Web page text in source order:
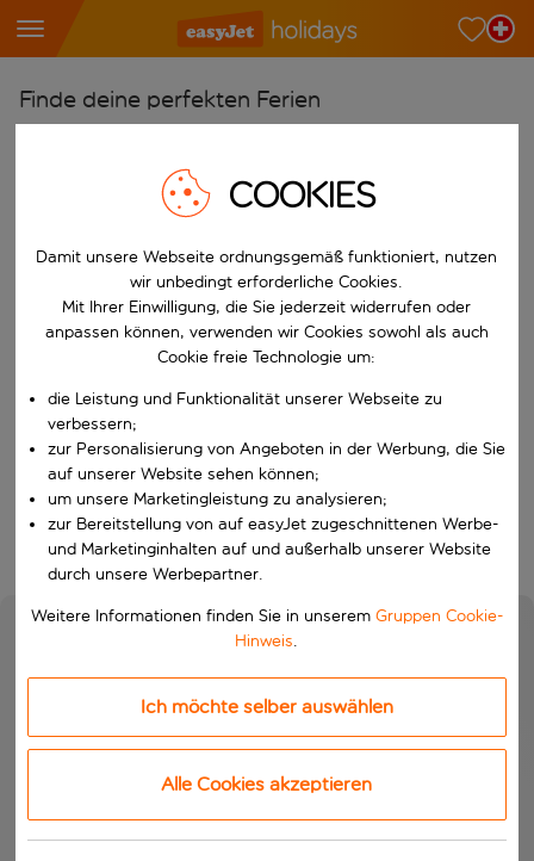
Finde deine perfekten Ferien
Beginne mit der Eingabe für die automatische
Wähle deine Flughäfen
Beginne mit der Eingabe für die automatische
Reiseziele finden
W&auml;hle ein Ab- und R&uuml;ckflugdatum aus.
Wähle deine Reisedaten
Wann
Wer
Suchen
COOKIES
Damit unsere Webseite ordnungsgemäß funktioniert, nutzen
wir unbedingt erforderliche Cookies.
Mit Ihrer Einwilligung, die Sie jederzeit widerrufen oder
anpassen können, verwenden wir Cookies sowohl als auch
Cookie freie Technologie um:
die Leistung und Funktionalität unserer Webseite zu
verbessern;
zur Personalisierung von Angeboten in der Werbung, die Sie
auf unserer Website sehen können;
um unsere Marketingleistung zu analysieren;
zur Bereitstellung von auf easyJet zugeschnittenen Werbe-
und Marketinginhalten auf und außerhalb unserer Website
durch unsere Werbepartner.
Weitere Informationen finden Sie in unserem Gruppen Cookie-
Hinweis.
Ich möchte selber auswählen
Alle Cookies akzeptieren